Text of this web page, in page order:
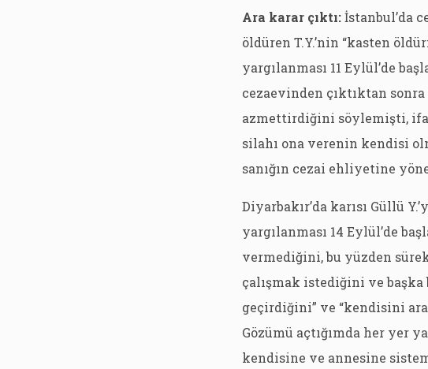
Ara karar çıktı:İstanbul’da
öldüren T.Y.’nin “kasten
yargılanması 11 Eylül’de
cezaevinden çıktıktan sonra
azmettirdiğini söylemişti,
silahı ona verenin kendisi
sanığın cezai ehliyetine
Diyarbakır’da karısı Güllü
yargılanması 14 Eylül’de
vermediğini, bu yüzden
çalışmak istediğini ve
geçirdiğini” ve “kendisini
Gözümü açtığımda her yer
kendisine ve annesine